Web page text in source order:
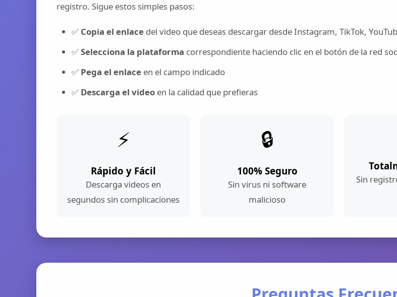
registro. Sigue estos simples pasos:
✅ Copia el enlace del video que deseas descargar desde Instagram, TikTok,
✅Selecciona la plataforma correspondiente haciendo clic en el botón de la red
✅ Pega el enlace en el campo indicado
✅ Descarga el video en la calidad que prefieras
⚡
Rápido y Fácil
Descarga videos en
segundos sin complicaciones
🔒
100% Seguro
Sin virus ni software
malicioso
Sin